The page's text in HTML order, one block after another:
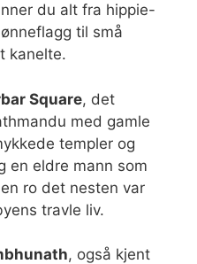
du alt fra hippie-
til små
kanelte.
Square, det
med gamle
templer og
en eldre mann som
ro det nesten var
travle liv.
, også kjent